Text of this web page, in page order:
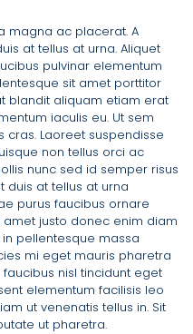
magna ac placerat. A
at tellus at urna. Aliquet
pulvinar elementum
sit amet porttitor
blandit aliquam etiam erat
iaculis eu. Ut sem
Laoreet suspendisse
non tellus orci ac
nunc sed id semper risus
duis at tellus at urna
purus faucibus ornare
amet justo donec enim diam
pellentesque massa
mi eget mauris pharetra
nisl tincidunt eget
elementum facilisis leo
ut venenatis tellus in. Sit
ut pharetra.